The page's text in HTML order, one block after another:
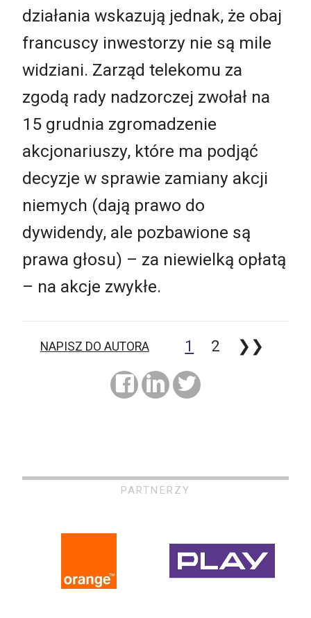
działania wskazują jednak, że obaj
francuscy inwestorzy nie są mile
widziani. Zarząd telekomu za
zgodą rady nadzorczej zwołał na
15 grudnia zgromadzenie
akcjonariuszy, które ma podjąć
decyzje w sprawie zamiany akcji
niemych (dają prawo do
dywidendy, ale pozbawione są
prawa głosu) – za niewielką opłatą
– na akcje zwykłe.
NAPISZ DO AUTORA 1 2 ❯❯
PARTNERZY